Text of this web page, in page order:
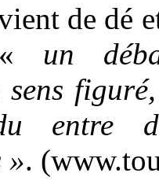
de dé
« un
entre
».